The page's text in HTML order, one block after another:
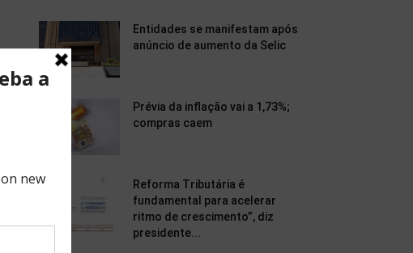
Entidades se manifestam após
anúncio de aumento da Selic
Prévia da inflação vai a 1,73%;
compras caem
Reforma Tributária é
fundamental para acelerar
ritmo de crescimento”, diz
presidente...